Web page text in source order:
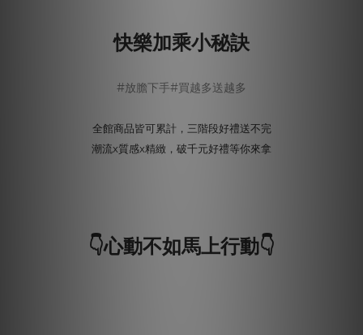
快樂加乘小秘訣
#放膽下手#買越多送越多
全館商品皆可累計，三階段好禮送不完
潮流x質感x精緻，破千元好禮等你來拿
👇心動不如馬上行動👇